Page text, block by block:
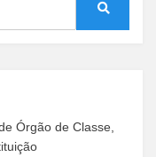
Órgão de Classe,